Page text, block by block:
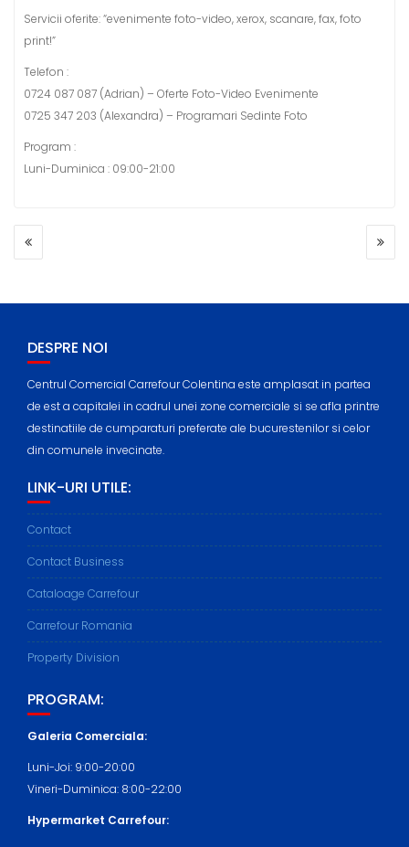
Servicii oferite: “evenimente foto-video, xerox, scanare, fax, foto
print!”
Telefon :
0724 087 087 (Adrian) – Oferte Foto-Video Evenimente
0725 347 203 (Alexandra) – Programari Sedinte Foto
Program :
Luni-Duminica : 09:00-21:00
POST
NAVIGATION
DESPRE NOI
Centrul Comercial Carrefour Colentina este amplasat in partea
de est a capitalei in cadrul unei zone comerciale si se afla printre
destinatiile de cumparaturi preferate ale bucurestenilor si celor
din comunele invecinate.
LINK-URI UTILE:
Contact
Contact Business
Cataloage Carrefour
Carrefour Romania
Property Division
PROGRAM:
Galeria Comerciala:
Luni-Joi: 9:00-20:00
Vineri-Duminica: 8:00-22:00
Hypermarket Carrefour: